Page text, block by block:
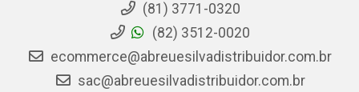
(81) 3771-0320
(82) 3512-0020
ecommerce@abreuesilvadistribuidor.com.br
sac@abreuesilvadistribuidor.com.br